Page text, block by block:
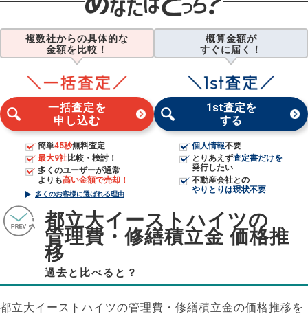
複数社からの具体的な
金額を比較！
一括査定を
申し込む
簡単45秒無料査定
最大9社比較・検討！
多くのユーザーが通常
よりも高い金額で売却！
多くのお客様に選ばれる理由
概算金額が
すぐに届く！
1st査定を
する
個人情報不要
とりあえず査定書だけを
発行したい
不動産会社との
やりとりは現状不要
都立大イーストハイツの
管理費・修繕積立金 価格推
移
過去と比べると？
都立大イーストハイツの管理費・修繕積立金の価格推移を